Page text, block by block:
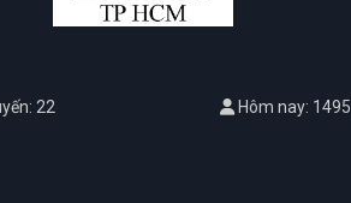
22 Hôm nay: 1495